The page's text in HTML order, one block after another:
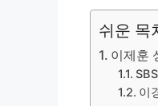
쉬운 목
이제훈
이